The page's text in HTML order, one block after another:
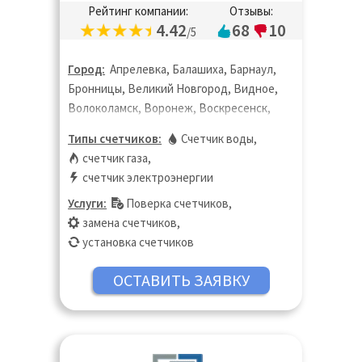
Рейтинг компании:
4.42/5
Отзывы:
68 10
Город: Апрелевка, Балашиха, Барнаул,
Бронницы, Великий Новгород, Видное,
Волоколамск, Воронеж, Воскресенск,
Долгопрудный, Домодедово, Дубна,
Жуковский, Зарайск, Звенигород,
Ивантеевка, Истра, Калуга, Кашира,
Кинешма, Клин, Коломна, Королёв,
Кострома, Котельники, Красноармейск,
Красногорск, Краснодар, Краснодар,
Липецк, Лобня, Лосино-Петровский,
Луховицы, Лыткарино, Люберцы,
Можайск, Москва, Московская область,
Типы счетчиков: Счетчик воды,
счетчик газа,
счетчик электроэнергии
Услуги:
Поверка счетчиков,
замена счетчиков,
установка счетчиков